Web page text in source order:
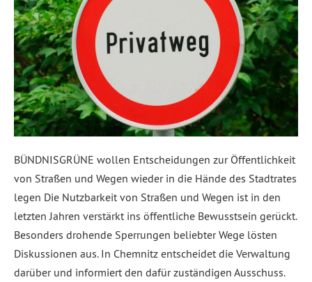
BÜNDNISGRÜNE wollen Entscheidungen zur Öffentlichkeit
von Straßen und Wegen wieder in die Hände des Stadtrates
legen Die Nutzbarkeit von Straßen und Wegen ist in den
letzten Jahren verstärkt ins öffentliche Bewusstsein gerückt.
Besonders drohende Sperrungen beliebter Wege lösten
Diskussionen aus. In Chemnitz entscheidet die Verwaltung
darüber und informiert den dafür zuständigen Ausschuss.